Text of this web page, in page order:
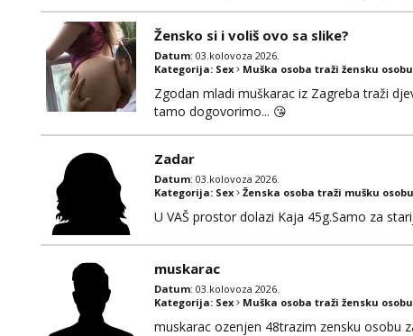
Žensko si i voliš ovo sa slike?
Datum: 03.kolovoza 2026.
Kategorija: Sex Muška osoba traži žensku osobu
Zgodan mladi muškarac iz Zagreba traži
tamo dogovorimo... 😘
Zadar
Datum: 03.kolovoza 2026.
Kategorija: Sex Ženska osoba traži mušku osobu
U VAŠ prostor dolazi Kaja 45g.Samo za
muskarac
Datum: 03.kolovoza 2026.
Kategorija: Sex Muška osoba traži žensku osobu
muskarac ozenjen 48trazim zensku osobu